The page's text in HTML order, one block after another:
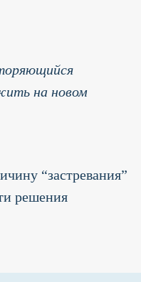
на новом
“застревания”
решения